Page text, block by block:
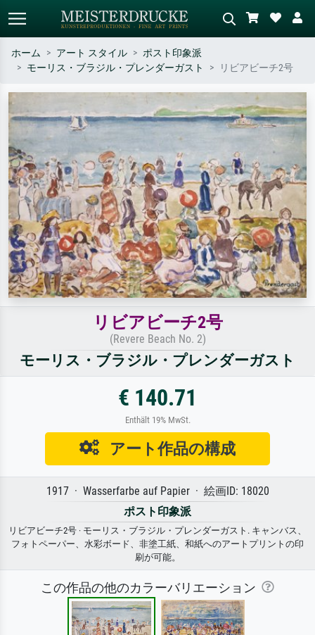
作家名・作品名・スタイルで検索
– 例：モネ、星月夜、印象派、北
斎の波、ヌード。
シーンを説明してください – 例：
緑の草原、赤の多い抽象画、暗い
油絵、木のそばの立ち姿のヌー
ホーム アート スタイル
ポスト印象派
モーリス・ブラジル・プレンダーガスト
リビアビーチ2号
リビアビーチ2号
(Revere Beach No. 2)
モーリス・ブラジル・プレンダーガスト
€ 140.71
Enthält 19% MwSt.
アート作品の構成
1917 · Wasserfarbe auf Papier · 絵画ID: 18020
ポスト印象派
リビアビーチ2号 · モーリス・ブラジル・プレンダーガスト. キャンバス、
フォトペーパー、水彩ボード、非塗工紙、和紙へのアートプリントの印
刷が可能。
この作品の他のカラーバリエーション